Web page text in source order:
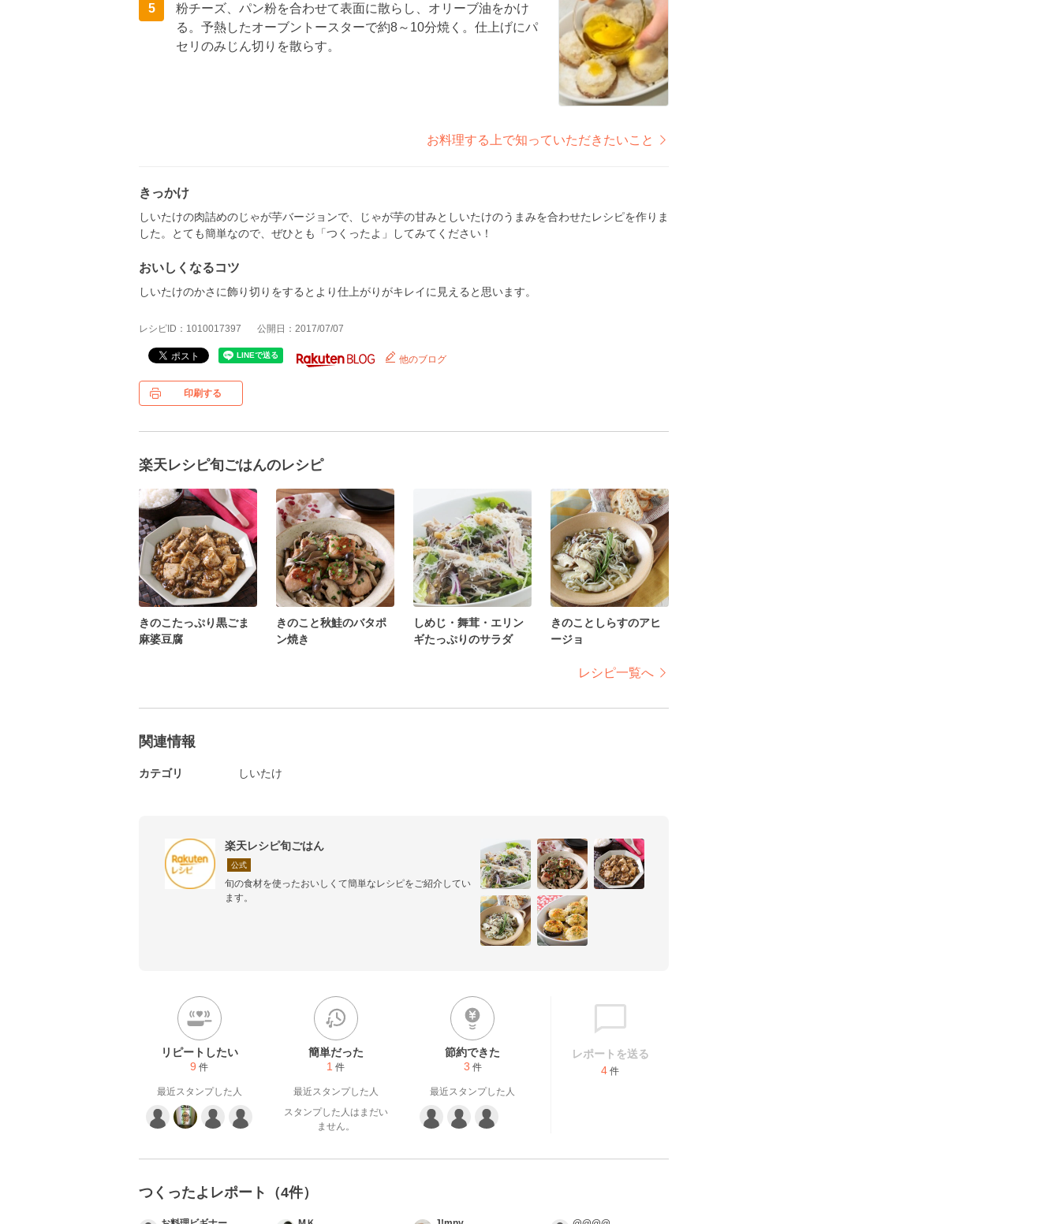
5
粉チーズ、パン粉を合わせて表面に散らし、オリーブ油をかけ
る。予熱したオーブントースターで約8～10分焼く。仕上げにパ
セリのみじん切りを散らす。
お料理する上で知っていただきたいこと
きっかけ
しいたけの肉詰めのじゃが芋バージョンで、じゃが芋の甘みとしいたけのうまみを合わせたレシピを作りま
した。とても簡単なので、ぜひとも「つくったよ」してみてください！
おいしくなるコツ
しいたけのかさに飾り切りをするとより仕上がりがキレイに見えると思います。
レシピID：1010017397 公開日：2017/07/07
他のブログ
印刷する
楽天レシピ旬ごはんのレシピ
きのこたっぷり黒ごま
麻婆豆腐
きのこと秋鮭のバタポ
ン焼き
しめじ・舞茸・エリン
ギたっぷりのサラダ
きのことしらすのアヒ
ージョ
レシピ一覧へ
関連情報
カテゴリ しいたけ
楽天レシピ旬ごはん
公式
旬の食材を使ったおいしくて簡単なレシピをご紹介してい
ます。
リピートしたい
9 件
最近スタンプした人
簡単だった
1 件
最近スタンプした人
スタンプした人はまだい
ません。
節約できた
3 件
最近スタンプした人
レポートを送る
4 件
つくったよレポート（4件）